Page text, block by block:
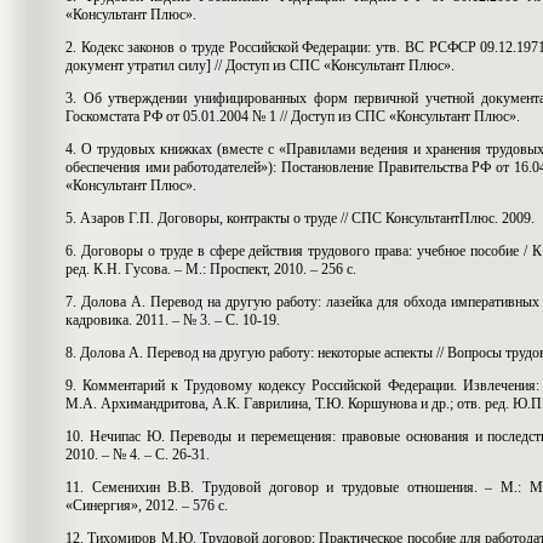
«Консультант Плюс».
2. Кодекс законов о труде Российской Федерации: утв. ВС РСФСР
документ утратил силу] // Доступ из СПС «Консультант Плюс».
3. Об утверждении унифицированных форм первичной учетной
Госкомстата РФ от 05.01.2004 № 1 // Доступ из СПС «Консультант Плюс».
4. О трудовых книжках (вместе с «Правилами ведения и хранения
обеспечения ими работодателей»): Постановление Правительства РФ от
«Консультант Плюс».
5. Азаров Г.П. Договоры, контракты о труде // СПС КонсультантПлюс. 2009.
6. Договоры о труде в сфере действия трудового права: учебное
ред. К.Н. Гусова. – М.: Проспект, 2010. – 256 с.
7. Долова А. Перевод на другую работу: лазейка для обхода
кадровика. 2011. – № 3. – С. 10-19.
8. Долова А. Перевод на другую работу: некоторые аспекты // Вопросы
9. Комментарий к Трудовому кодексу Российской Федерации.
М.А. Архимандритова, А.К. Гаврилина, Т.Ю. Коршунова и др.; отв. ред.
10. Нечипас Ю. Переводы и перемещения: правовые основания и
2010. – № 4. – С. 26-31.
11. Семенихин В.В. Трудовой договор и трудовые отношения. – М.:
«Синергия», 2012. – 576 с.
12. Тихомиров М.Ю. Трудовой договор: Практическое пособие для